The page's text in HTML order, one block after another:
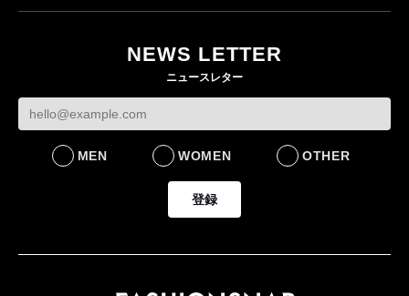
ケットなど7型を発売
をラインナップ
NEWS LETTER
ニュースレター
MEN WOMEN OTHER
登録